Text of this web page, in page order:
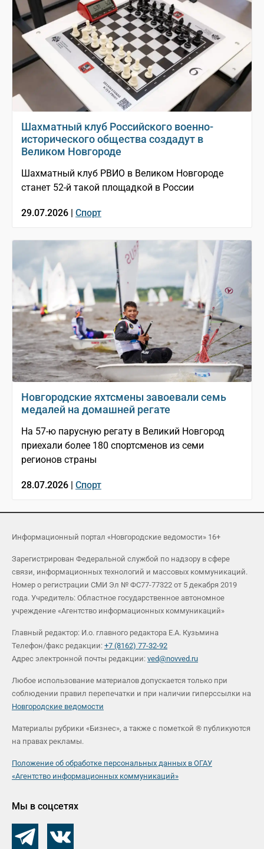
Шахматный клуб Российского военно-
исторического общества создадут в
Великом Новгороде
Шахматный клуб РВИО в Великом Новгороде
станет 52-й такой площадкой в России
29.07.2026 | Спорт
Новгородские яхтсмены завоевали семь
медалей на домашней регате
На 57-ю парусную регату в Великий Новгород
приехали более 180 спортсменов из семи
регионов страны
28.07.2026 | Спорт
Информационный портал «Новгородские ведомости» 16+
Зарегистрирован Федеральной службой по надзору в сфере
связи, информационных технологий и массовых коммуникаций.
Номер о регистрации СМИ Эл № ФС77-77322 от 5 декабря 2019
года. Учредитель: Областное государственное автономное
учреждение «Агентство информационных коммуникаций»
Главный редактор: И.о. главного редактора Е.А. Кузьмина
Телефон/факс редакции: +7 (8162) 77-32-92
Адрес электронной почты редакции: ved@novved.ru
Любое использование материалов допускается только при
соблюдении правил перепечатки и при наличии гиперссылки на
Новгородские ведомости
Материалы рубрики «Бизнес», а также с пометкой ® публикуются
на правах рекламы.
Положение об обработке персональных данных в ОГАУ
«Агентство информационных коммуникаций»
Мы в соцсетях